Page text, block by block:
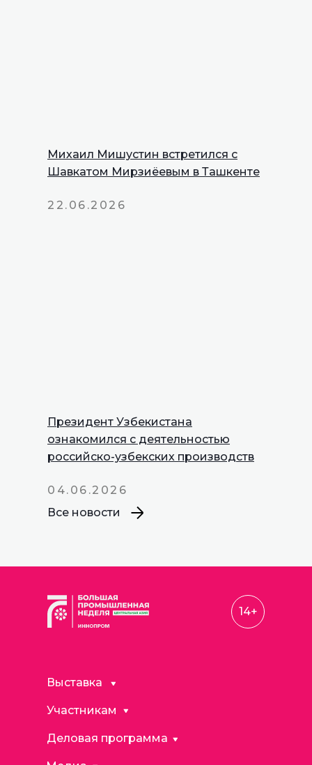
Михаил Мишустин встретился с
Шавкатом Мирзиёевым в Ташкенте
22.06.2026
Президент Узбекистана
ознакомился с деятельностью
российско-узбекских производств
04.06.2026
Все новости
14+
INNOPROM
Talks
Участникам
Деловая программа
Выставка